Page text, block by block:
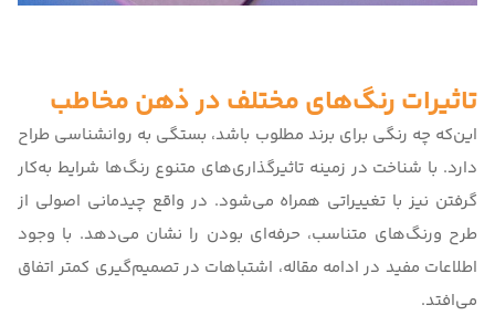
تاثیرات رنگ‌‌های مختلف در ذهن مخاطب
این‌که چه رنگی برای برند مطلوب باشد، بستگی به روانشناسی طراح
دارد. با شناخت در زمینه تاثیرگذاری‌های متنوع رنگ‌ها شرایط به‌کار
گرفتن نیز با تغییراتی همراه می‌شود. در واقع چیدمانی اصولی از
طرح ورنگ‌های متناسب، حرفه‌ای بودن را نشان می‌دهد. با وجود
اطلاعات مفید در ادامه مقاله، اشتباهات در تصمیم‌گیری کمتر اتفاق
می‌افتد.